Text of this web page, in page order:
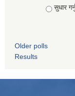
सुधार
Older polls
Results